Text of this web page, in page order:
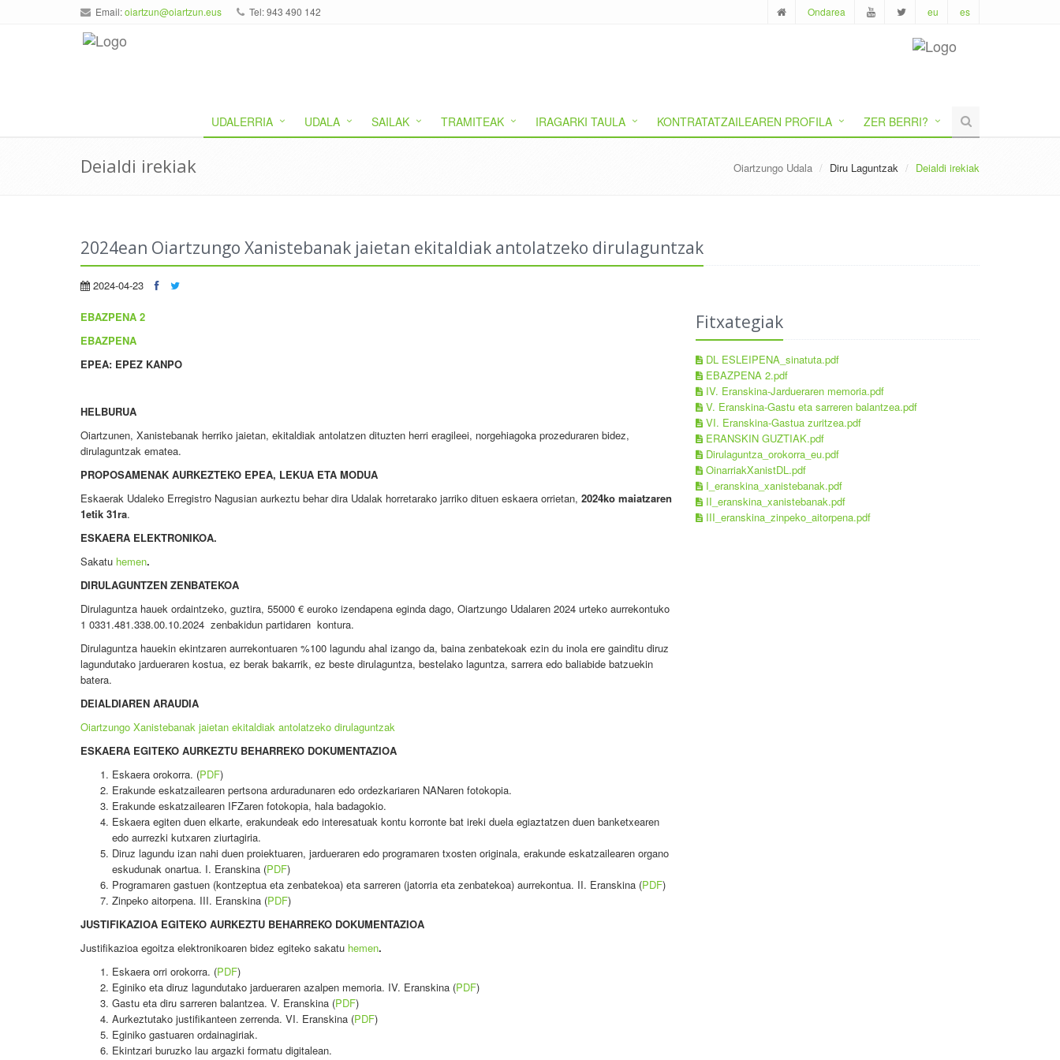
Email:oiartzun@oiartzun.eus Tel: 943 490 142 Ondarea eu es
UDALERRIA UDALA SAILAK TRAMITEAK IRAGARKI TAULA KONTRATATZAILEAREN PROFILA ZER BERRI?
Deialdi irekiak Oiartzungo Udala Diru Laguntzak Deialdi irekiak
2024ean Oiartzungo Xanistebanak jaietan ekitaldiak antolatzeko dirulaguntzak
2024-04-23
EBAZPENA 2
EBAZPENA
EPEA: EPEZ KANPO
HELBURUA
Oiartzunen, Xanistebanak herriko jaietan, ekitaldiak antolatzen dituzten herri eragileei, norgehiagoka prozeduraren bidez,
dirulaguntzak ematea.
PROPOSAMENAK AURKEZTEKO EPEA, LEKUA ETA MODUA
Eskaerak Udaleko Erregistro Nagusian aurkeztu behar dira Udalak horretarako jarriko dituen eskaera orrietan, 2024ko maiatzaren
1etik 31ra.
ESKAERA ELEKTRONIKOA.
Sakatu hemen.
DIRULAGUNTZEN ZENBATEKOA
Dirulaguntza hauek ordaintzeko, guztira, 55000 € euroko izendapena eginda dago, Oiartzungo Udalaren 2024 urteko aurrekontuko
1 0331.481.338.00.10.2024 zenbakidun partidaren kontura.
Dirulaguntza hauekin ekintzaren aurrekontuaren %100 lagundu ahal izango da, baina zenbatekoak ezin du inola ere gainditu diruz
lagundutako jardueraren kostua, ez berak bakarrik, ez beste dirulaguntza, bestelako laguntza, sarrera edo baliabide batzuekin
batera.
DEIALDIAREN ARAUDIA
Oiartzungo Xanistebanak jaietan ekitaldiak antolatzeko dirulaguntzak
ESKAERA EGITEKO AURKEZTU BEHARREKO DOKUMENTAZIOA
Eskaera orokorra. (PDF)
Erakunde eskatzailearen pertsona arduradunaren edo ordezkariaren NANaren fotokopia.
Erakunde eskatzailearen IFZaren fotokopia, hala badagokio.
Eskaera egiten duen elkarte, erakundeak edo interesatuak kontu korronte bat ireki duela egiaztatzen duen banketxearen
edo aurrezki kutxaren ziurtagiria.
Diruz lagundu izan nahi duen proiektuaren, jardueraren edo programaren txosten originala, erakunde eskatzailearen organo
eskudunak onartua. I. Eranskina (PDF)
Programaren gastuen (kontzeptua eta zenbatekoa) eta sarreren (jatorria eta zenbatekoa) aurrekontua. II. Eranskina (PDF)
Zinpeko aitorpena. III. Eranskina (PDF)
JUSTIFIKAZIOA EGITEKO AURKEZTU BEHARREKO DOKUMENTAZIOA
Justifikazioa egoitza elektronikoaren bidez egiteko sakatu hemen.
Eskaera orri orokorra. (PDF)
Eginiko eta diruz lagundutako jardueraren azalpen memoria. IV. Eranskina (PDF)
Gastu eta diru sarreren balantzea. V. Eranskina (PDF)
Aurkeztutako justifikanteen zerrenda. VI. Eranskina (PDF)
Eginiko gastuaren ordainagiriak.
Ekintzari buruzko lau argazki formatu digitalean.
Fitxategiak
DL ESLEIPENA_sinatuta.pdf
EBAZPENA 2.pdf
IV. Eranskina-Jardueraren memoria.pdf
V. Eranskina-Gastu eta sarreren balantzea.pdf
VI. Eranskina-Gastua zuritzea.pdf
ERANSKIN GUZTIAK.pdf
Dirulaguntza_orokorra_eu.pdf
OinarriakXanistDL.pdf
I_eranskina_xanistebanak.pdf
II_eranskina_xanistebanak.pdf
III_eranskina_zinpeko_aitorpena.pdf